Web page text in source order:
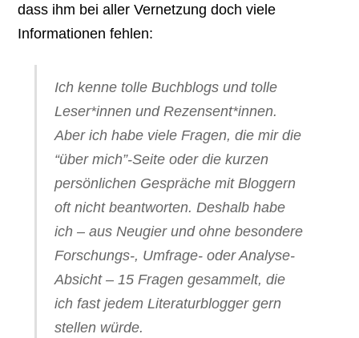
dass ihm bei aller Vernetzung doch viele
Informationen fehlen:
Ich kenne tolle Buchblogs und tolle
Leser*innen und Rezensent*innen.
Aber ich habe viele Fragen, die mir die
“über mich”-Seite oder die kurzen
persönlichen Gespräche mit Bloggern
oft nicht beantworten. Deshalb habe
ich – aus Neugier und ohne besondere
Forschungs-, Umfrage- oder Analyse-
Absicht – 15 Fragen gesammelt, die
ich fast jedem Literaturblogger gern
stellen würde.